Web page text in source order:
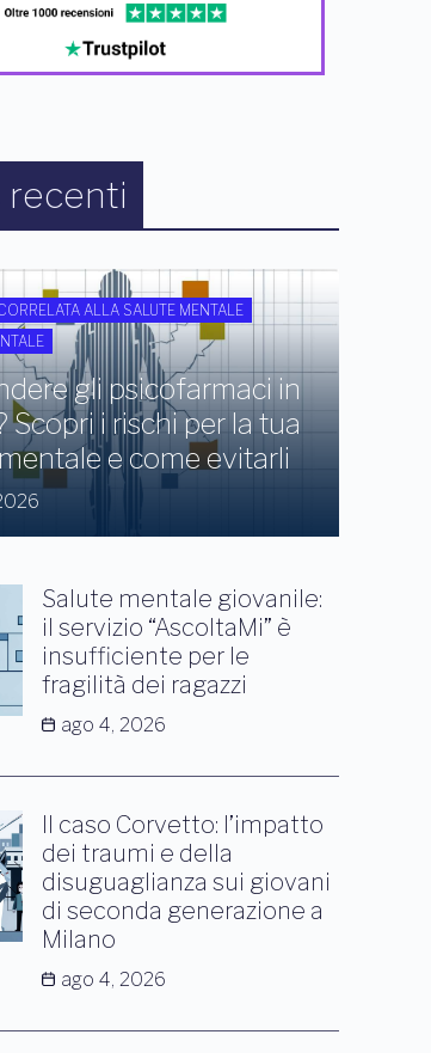
recenti
ALLA SALUTE MENTALE
gli psicofarmaci in
Scopri i rischi per la tua
e come evitarli
Salute mentale giovanile:
il servizio “AscoltaMi” è
insufficiente per le
fragilità dei ragazzi
ago 4, 2026
Il caso Corvetto: l’impatto
dei traumi e della
disuguaglianza sui giovani
di seconda generazione a
Milano
ago 4, 2026